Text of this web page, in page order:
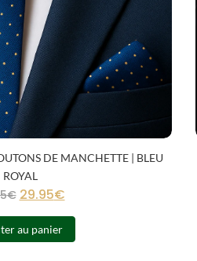
DE MANCHETTE | BLEU
ROYAL
€ 29.95€
au panier